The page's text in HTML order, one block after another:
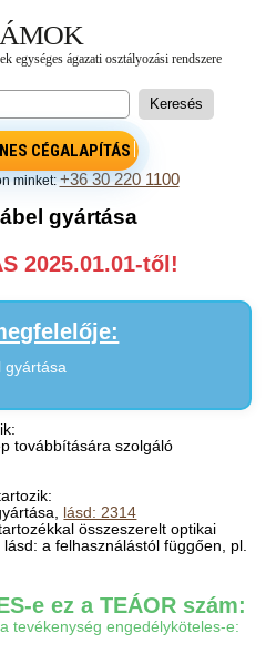
CÉGALAPÍTÁS
minket:+36 30 220 1100
gyártása
2025.01.01-től!
gyártása
továbbítására szolgáló
lásd: 2314
összeszerelt optikai
a felhasználástól függően, pl.
e ez a TEÁOR szám:
tevékenység engedélyköteles-e: